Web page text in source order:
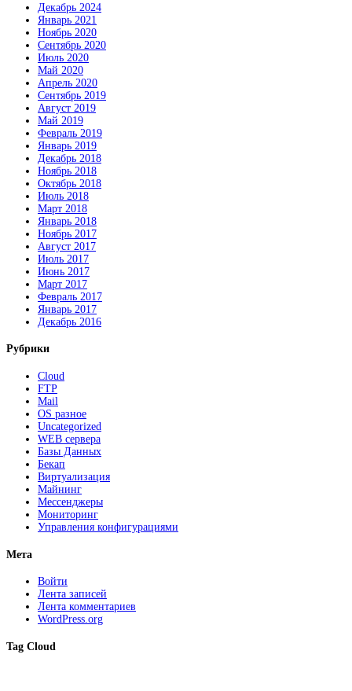
Декабрь 2024
Январь 2021
Ноябрь 2020
Сентябрь 2020
Июль 2020
Май 2020
Апрель 2020
Сентябрь 2019
Август 2019
Май 2019
Февраль 2019
Январь 2019
Декабрь 2018
Ноябрь 2018
Октябрь 2018
Июль 2018
Март 2018
Январь 2018
Ноябрь 2017
Август 2017
Июль 2017
Июнь 2017
Март 2017
Февраль 2017
Январь 2017
Декабрь 2016
Рубрики
Cloud
FTP
Mail
OS разное
Uncategorized
WEB сервера
Базы Данных
Бекап
Виртуализация
Майнинг
Мессенджеры
Мониторинг
Управления конфигурациями
Мета
Войти
Лента записей
Лента комментариев
WordPress.org
Tag Cloud